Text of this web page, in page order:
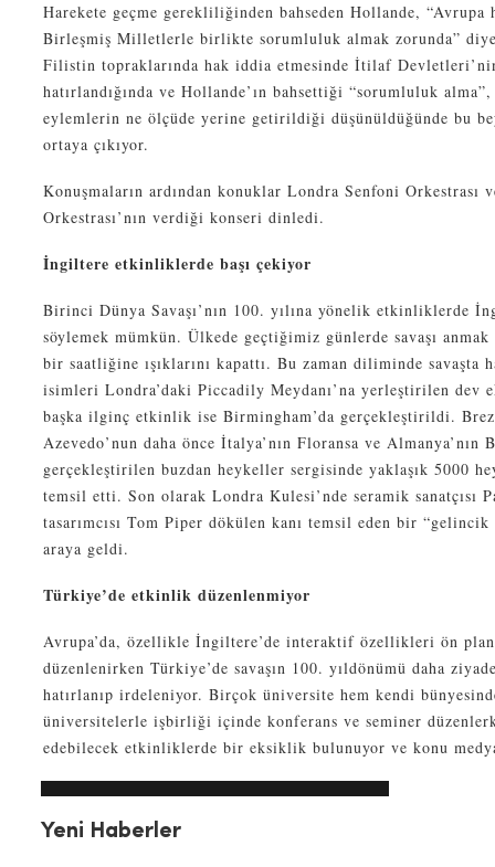
Harekete geçme gerekliliğinden bahseden Hollande, “Avrupa
Birleşmiş Milletlerle birlikte sorumluluk almak zorunda”
Filistin topraklarında hak iddia etmesinde İtilaf
hatırlandığında ve Hollande’ın bahsettiği “sorumluluk
eylemlerin ne ölçüde yerine getirildiği düşünüldüğünde bu
ortaya çıkıyor.
Konuşmaların ardından konuklar Londra Senfoni
Orkestrası’nın verdiği konseri dinledi.
İngiltere etkinliklerde başı çekiyor
Birinci Dünya Savaşı’nın 100. yılına yönelik etkinliklerde
söylemek mümkün. Ülkede geçtiğimiz günlerde savaşı
bir saatliğine ışıklarını kapattı. Bu zaman diliminde savaşta
isimleri Londra’daki Piccadily Meydanı’na yerleştirilen dev
başka ilginç etkinlik ise Birmingham’da gerçekleştirildi.
Azevedo’nun daha önce İtalya’nın Floransa ve
gerçekleştirilen buzdan heykeller sergisinde yaklaşık 5000
temsil etti. Son olarak Londra Kulesi’nde seramik sanatçısı
tasarımcısı Tom Piper dökülen kanı temsil eden bir “gelincik
araya geldi.
Türkiye’de etkinlik düzenlenmiyor
Avrupa’da, özellikle İngiltere’de interaktif özellikleri ön
düzenlenirken Türkiye’de savaşın 100. yıldönümü daha
hatırlanıp irdeleniyor. Birçok üniversite hem kendi
üniversitelerle işbirliği içinde konferans ve seminer
edebilecek etkinliklerde bir eksiklik bulunuyor ve konu
Yeni Haberler